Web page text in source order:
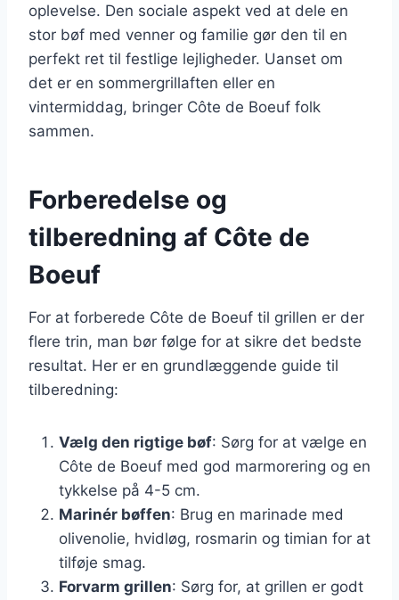
oplevelse. Den sociale aspekt ved at dele en
stor bøf med venner og familie gør den til en
perfekt ret til festlige lejligheder. Uanset om
det er en sommergrillaften eller en
vintermiddag, bringer Côte de Boeuf folk
sammen.
Forberedelse og
tilberedning af Côte de
Boeuf
For at forberede Côte de Boeuf til grillen er der
flere trin, man bør følge for at sikre det bedste
resultat. Her er en grundlæggende guide til
tilberedning:
Vælg den rigtige bøf: Sørg for at vælge en
Côte de Boeuf med god marmorering og en
tykkelse på 4-5 cm.
Marinér bøffen: Brug en marinade med
olivenolie, hvidløg, rosmarin og timian for at
tilføje smag.
Forvarm grillen: Sørg for, at grillen er godt